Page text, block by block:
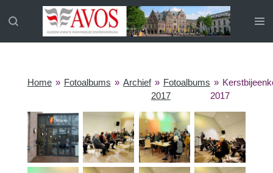
direct
Home » Fotoalbums » Archief » Fotoalbums
2017
»
2017